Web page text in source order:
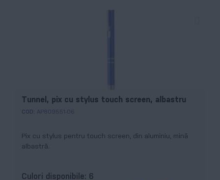
Tunnel, pix cu stylus touch screen, albastru
COD: AP809551-06
Pix cu stylus pentru touch screen, din aluminiu, mină
albastră.
Culori disponibile: 6